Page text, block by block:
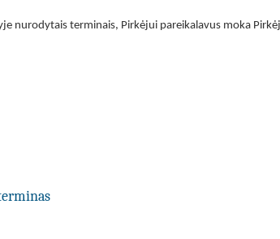
nurodytais terminais, Pirkėjui pareikalavus moka